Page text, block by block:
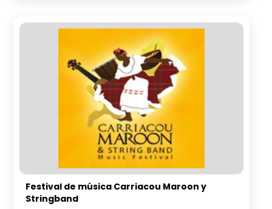
Festival de música Carriacou Maroon y
Stringband